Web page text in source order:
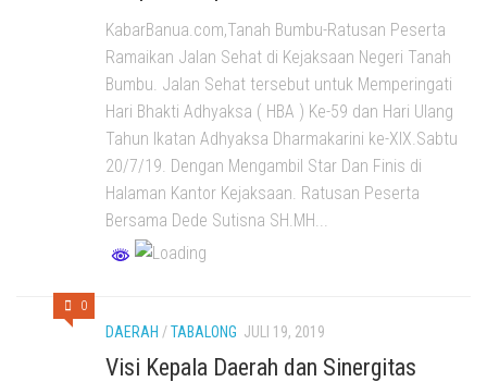
KabarBanua.com,Tanah Bumbu-Ratusan Peserta
Ramaikan Jalan Sehat di Kejaksaan Negeri Tanah
Bumbu. Jalan Sehat tersebut untuk Memperingati
Hari Bhakti Adhyaksa ( HBA ) Ke-59 dan Hari Ulang
Tahun Ikatan Adhyaksa Dharmakarini ke-XIX.Sabtu
20/7/19. Dengan Mengambil Star Dan Finis di
Halaman Kantor Kejaksaan. Ratusan Peserta
Bersama Dede Sutisna SH.MH...
0
DAERAH /TABALONG JULI 19, 2019
Visi Kepala Daerah dan Sinergitas